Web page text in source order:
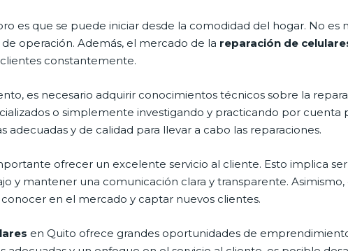
es que se puede iniciar desde la comodidad del hogar. No es
operación. Además, el mercado de la reparación de
constantemente.
es necesario adquirir conocimientos técnicos sobre la
o simplemente investigando y practicando por cuenta
y de calidad para llevar a cabo las reparaciones.
ofrecer un excelente servicio al cliente. Esto implica
y mantener una comunicación clara y transparente.
en el mercado y captar nuevos clientes.
en Quito ofrece grandes oportunidades de